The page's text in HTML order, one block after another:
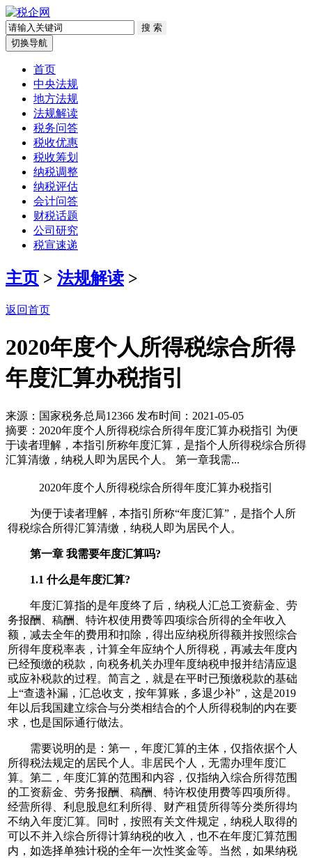
切换导航
首页
中央法规
地方法规
法规解读
税务问答
税收优惠
税收筹划
纳税调整
纳税评估
会计问答
财税话题
公司研究
税宣速递
主页 > 法规解读 >
返回首页
2020年度个人所得税综合所得
年度汇算办税指引
来源：国家税务总局12366 发布时间：2021-05-05
摘要：2020年度个人所得税综合所得年度汇算办税指引 为便
于读者理解，本指引所称年度汇算，是指个人所得税综合所得
汇算清缴，纳税人即为居民个人。 第一章我需...
2020年度个人所得税综合所得年度汇算办税指引
为便于读者理解，本指引所称“年度汇算”，是指个人所
得税综合所得汇算清缴，纳税人即为居民个人。
第一章 我需要年度汇算吗?
1.1 什么是年度汇算?
年度汇算指的是年度终了后，纳税人汇总工资薪金、劳
务报酬、稿酬、特许权使用费等四项综合所得的全年收入
额，减去全年的费用和扣除，得出应纳税所得额并按照综合
所得年度税率表，计算全年应纳个人所得税，再减去年度内
已经预缴的税款，向税务机关办理年度纳税申报并结清应退
或应补税款的过程。简言之，就是在平时已预缴税款的基础
上“查遗补漏，汇总收支，按年算账，多退少补”，这是2019
年以后我国建立综合与分类相结合的个人所得税制的内在要
求，也是国际通行做法。
需要说明的是：第一，年度汇算的主体，仅指依据个人
所得税法规定的居民个人。非居民个人，无需办理年度汇
算。第二，年度汇算的范围和内容，仅指纳入综合所得范围
的工资薪金、劳务报酬、稿酬、特许权使用费等四项所得。
经营所得、利息股息红利所得、财产租赁所得等分类所得均
不纳入年度汇算。同时，按照有关文件规定，纳税人取得的
可以不并入综合所得计算纳税的收入，也不在年度汇算范围
内，如选择单独计税的全年一次性奖金等。当然，如果纳税